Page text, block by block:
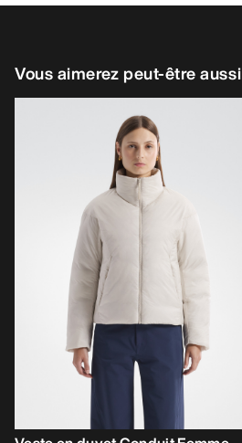
Vous aimerez peut-être aussi